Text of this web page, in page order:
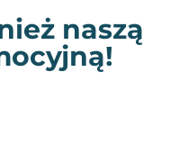
naszą